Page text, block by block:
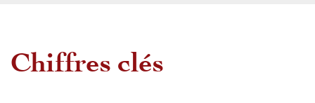
Chiffres clés